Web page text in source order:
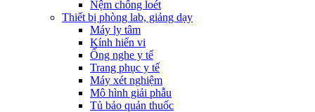
Nệm chống loét
Thiết bị phòng lab, giảng dạy
Máy ly tâm
Kính hiển vi
Ống nghe y tế
Trang phục y tế
Máy xét nghiệm
Mô hình giải phẫu
Tủ bảo quản thuốc